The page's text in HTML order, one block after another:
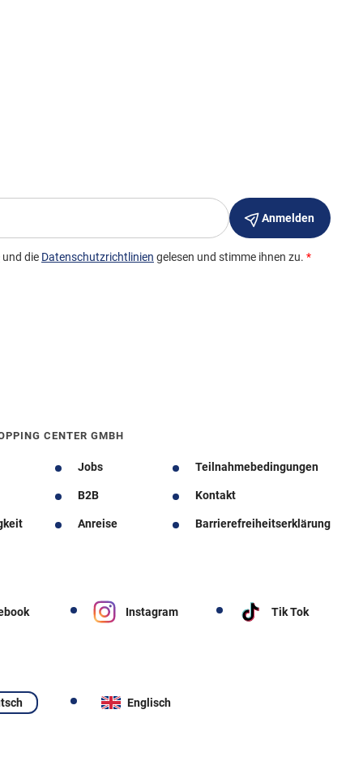
CENTER GMBH
Jobs Teilnahmebedingungen
B2B Kontakt
Anreise Barrierefreiheitserklärung
Instagram Tik Tok
Englisch